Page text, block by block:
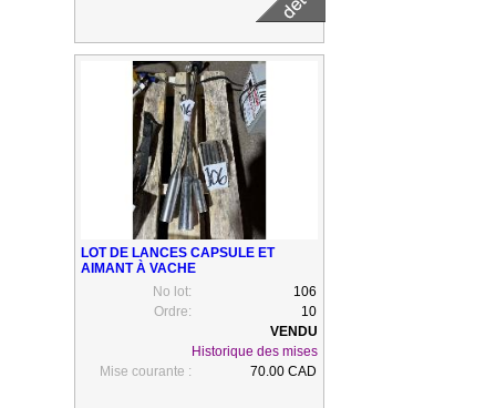
LOT DE LANCES CAPSULE ET
AIMANT À VACHE
No lot:
106
Ordre:
10
Historique des mises
Mise courante :
70.00 CAD